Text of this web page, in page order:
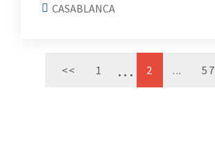
CASABLANCA
<< 1 2 ... 57